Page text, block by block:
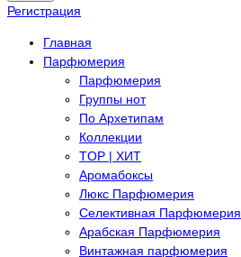
Регистрация
Главная
Парфюмерия
Парфюмерия
Группы нот
По Архетипам
Коллекции
TOP | ХИТ
Аромабоксы
Люкс Парфюмерия
Селективная Парфюмерия
Арабская Парфюмерия
Винтажная парфюмерия